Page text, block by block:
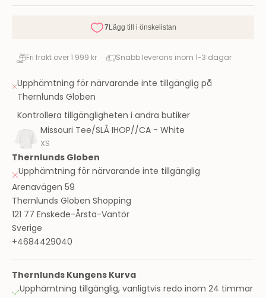
Fri frakt över 1 999 kr Snabb leverans inom 1-3 dagar
Upphämtning för närvarande inte tillgänglig på
Thernlunds Globen
Kontrollera tillgängligheten i andra butiker
Missouri Tee/SLÅ IHOP//CA - White
XS
Thernlunds Globen
Upphämtning för närvarande inte tillgänglig
Arenavägen 59
Thernlunds Globen Shopping
121 77 Enskede-Årsta-Vantör
Sverige
+4684429040
Thernlunds Kungens Kurva
Upphämtning tillgänglig, vanligtvis redo inom 24 timmar